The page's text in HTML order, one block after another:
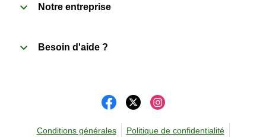
Verwarm de oven voor. Verwijder de kartonnen
maaltijd gedurende 20 minuten. Laat de maaltijd
Notre entreprise
Besoin d'aide ?
Conditions générales Politique de confidentialité